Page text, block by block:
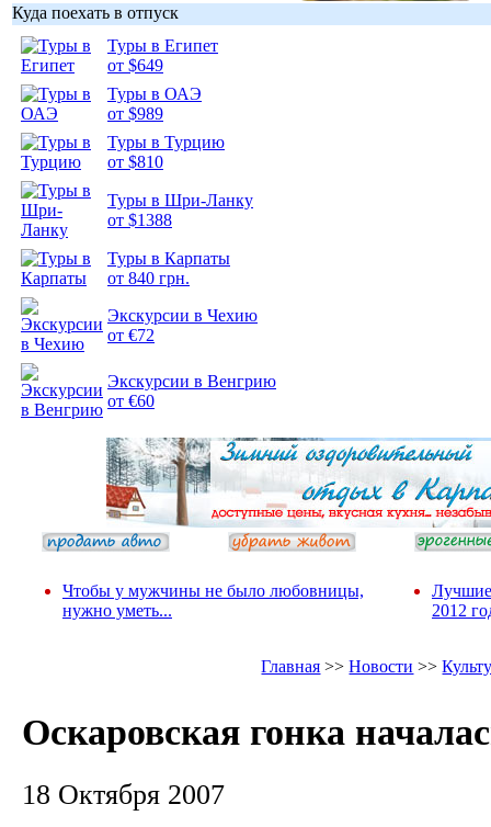
Куда поехать в отпуск
Туры в Египет
от $649
Туры в ОАЭ
от $989
Туры в Турцию
от $810
Туры в Шри-Ланку
от $1388
Туры в Карпаты
от 840 грн.
Экскурсии в Чехию
от €72
Экскурсии в Венгрию
от €60
Чтобы у мужчины не было любовницы,
нужно уметь...
Лучшие
2012
Главная >>Новости >>
Оскаровская гонка
18 Октября 2007